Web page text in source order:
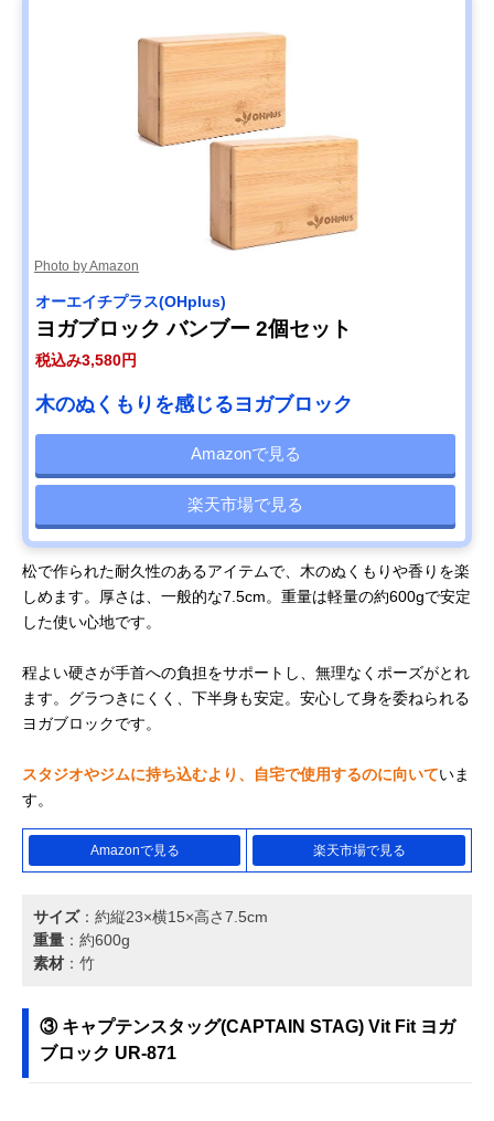
Photo by Amazon
オーエイチプラス(OHplus)
ヨガブロック バンブー 2個セット
税込み3,580円
木のぬくもりを感じるヨガブロック
Amazonで見る
楽天市場で見る
松で作られた耐久性のあるアイテムで、木のぬくもりや香りを楽
しめます。厚さは、一般的な7.5cm。重量は軽量の約600gで安定
した使い心地です。
程よい硬さが手首への負担をサポートし、無理なくポーズがとれ
ます。グラつきにくく、下半身も安定。安心して身を委ねられる
ヨガブロックです。
スタジオやジムに持ち込むより、自宅で使用するのに向いていま
す。
Amazonで見る 楽天市場で見る
サイズ：約縦23×横15×高さ7.5cm
重量 ：約600g
素材 ：竹
③ キャプテンスタッグ(CAPTAIN STAG) Vit Fit ヨガ
ブロック UR-871